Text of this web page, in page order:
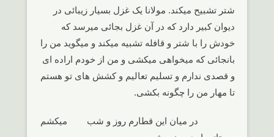
شتر تشبیح میکند. مولانا یک غزل بسیار زیبائی در
دیوان کبیر دارد که در آن غزل بجائی میرسد که
خودش را با شتر و قافله تشبیه میکند و میگوید من را
بانجائی که میخواهی میکشی و من از خودم اراده ای
و قصدی ندارم و تسلیم تعالیم و کشش های تو هستم
تا مهار من را چگونه بکشی.
در میان این قطارم روز و شب میکشم